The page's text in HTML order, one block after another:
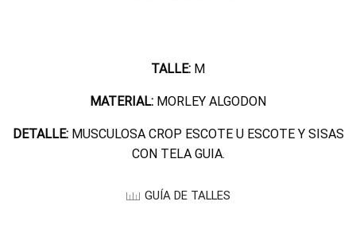
TALLE: M
MATERIAL: MORLEY ALGODON
DETALLE: MUSCULOSA CROP ESCOTE U ESCOTE Y SISAS
CON TELA GUIA.
GUÍA DE TALLES